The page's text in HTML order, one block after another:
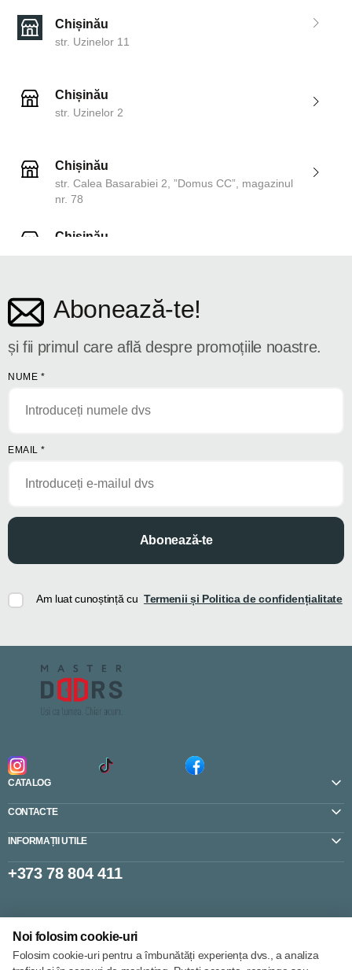
Chișinău
str. Uzinelor 11
Chișinău
str. Uzinelor 2
Chișinău
str. Calea Basarabiei 2, ”Domus CC”, magazinul
nr. 78
Chișinău
Abonează-te!
și fii primul care află despre promoțiile noastre.
NUME *
EMAIL *
Abonează-te
Am luat cunoștință cu Termenii și Politica de confidențialitate
CATALOG
CONTACTE
INFORMAȚII UTILE
+373 78 804 411
Setări cookie-uri
Politica de cookie-uri
Noi folosim cookie-uri
Folosim cookie-uri pentru a îmbunătăți experiența dvs., a analiza